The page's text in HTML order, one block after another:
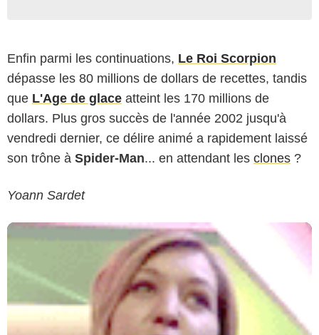
Enfin parmi les continuations, Le Roi Scorpion
dépasse les 80 millions de dollars de recettes, tandis
que L'Age de glace atteint les 170 millions de
dollars. Plus gros succès de l'année 2002 jusqu'à
vendredi dernier, ce délire animé a rapidement laissé
son trône à Spider-Man... en attendant les clones ?
Yoann Sardet